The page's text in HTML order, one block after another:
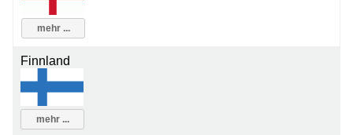
mehr ...
Finnland
mehr ...